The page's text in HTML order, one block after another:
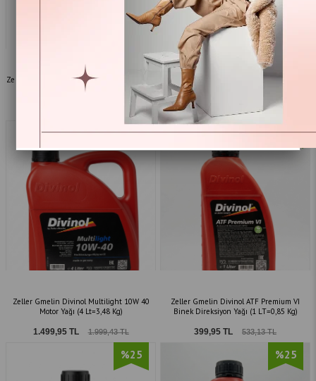
Zeller Gmelin Divinol Lithogrease 000 Gres
(1L- 0,9 Kg)
Zeller Gmelin Divinol Syntholight 03 5W-30
1.499,95 TL 1.999,43 TL
Zeller Gmelin Divinol Multilight 10W 40
Motor Yağı (4 Lt=3,48 Kg)
1.499,95 TL 1.999,43 TL
%25
Zeller Gmelin Divinol ATF Premium VI
Binek Direksiyon Yağı (1 LT=0,85 Kg)
399,95 TL 533,13 TL
%25
Yeni
%25 %25